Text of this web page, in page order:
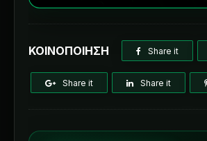
ΚΟΙΝΟΠΟΙΗΣΗ Share it
Share it Share it